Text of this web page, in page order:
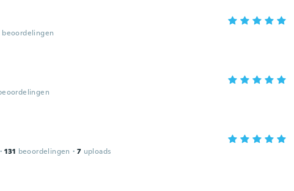
beoordelingen
· 131 beoordelingen · 7 uploads